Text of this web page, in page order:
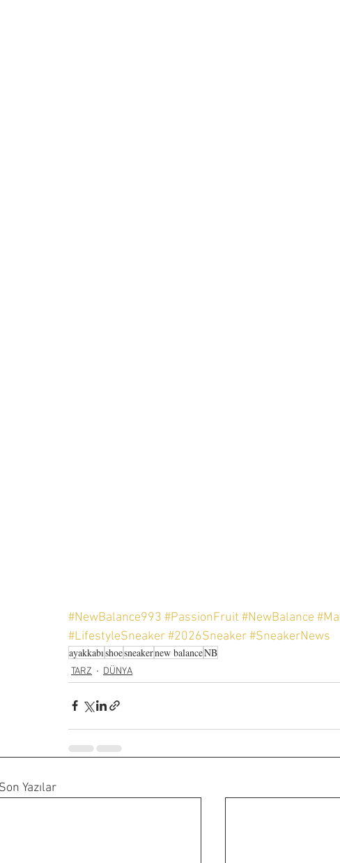
#NewBalance993 #PassionFruit #NewBalance
#LifestyleSneaker#2026Sneaker#SneakerNews
ayakkabıshoesneakernew balanceNB
TARZ DÜNYA
Yazılar